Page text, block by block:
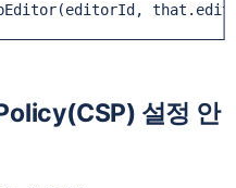
설정 안